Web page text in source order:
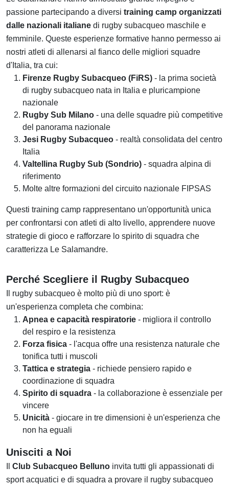
passione partecipando a diversi training camp organizzati
dalle nazionali italiane di rugby subacqueo maschile e
femminile. Queste esperienze formative hanno permesso ai
nostri atleti di allenarsi al fianco delle migliori squadre
d'Italia, tra cui:
Firenze Rugby Subacqueo (FiRS) - la prima società
di rugby subacqueo nata in Italia e pluricampione
nazionale
Rugby Sub Milano - una delle squadre più competitive
del panorama nazionale
Jesi Rugby Subacqueo - realtà consolidata del centro
Italia
Valtellina Rugby Sub (Sondrio) - squadra alpina di
riferimento
Molte altre formazioni del circuito nazionale FIPSAS
Questi training camp rappresentano un'opportunità unica
per confrontarsi con atleti di alto livello, apprendere nuove
strategie di gioco e rafforzare lo spirito di squadra che
caratterizza Le Salamandre.
Perché Scegliere il Rugby Subacqueo
Il rugby subacqueo è molto più di uno sport: è
un'esperienza completa che combina:
Apnea e capacità respiratorie - migliora il controllo
del respiro e la resistenza
Forza fisica - l'acqua offre una resistenza naturale che
tonifica tutti i muscoli
Tattica e strategia - richiede pensiero rapido e
coordinazione di squadra
Spirito di squadra - la collaborazione è essenziale per
vincere
Unicità - giocare in tre dimensioni è un'esperienza che
non ha eguali
Unisciti a Noi
Club Subacqueo Belluno invita tutti gli appassionati di
sport acquatici e di squadra a provare il rugby subacqueo